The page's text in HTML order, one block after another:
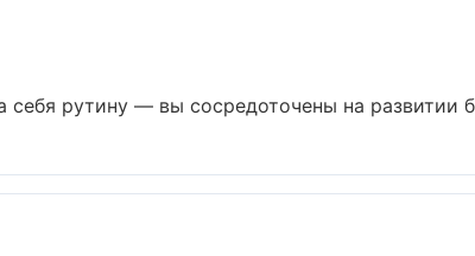
рутину — вы сосредоточены на развитии